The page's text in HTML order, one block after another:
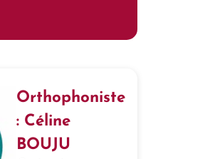
Orthophoniste
: Céline
BOUJU